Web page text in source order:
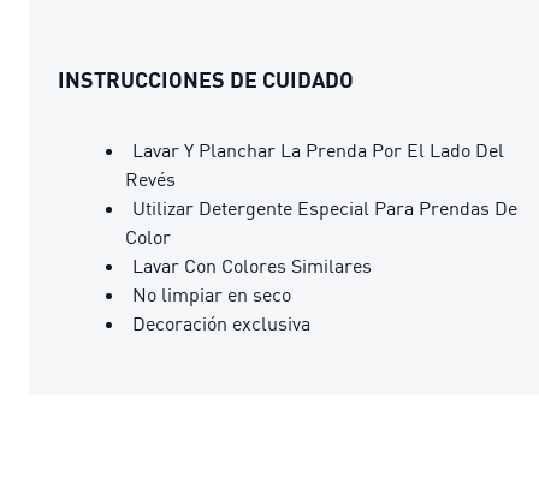
INSTRUCCIONES DE CUIDADO
Lavar Y Planchar La Prenda Por El Lado Del
Revés
Utilizar Detergente Especial Para Prendas De
Color
Lavar Con Colores Similares
No limpiar en seco
Decoración exclusiva